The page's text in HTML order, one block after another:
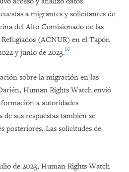
a migrantes y solicitantes de
del Alto Comisionado de las
(ACNUR) en el Tapón
y junio de 2023.[1]
sobre la migración en las
Human Rights Watch envió
a autoridades
sus respuestas también se
posteriores. Las solicitudes de
de 2023, Human Rights Watch